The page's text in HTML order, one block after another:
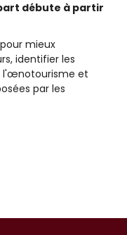
débute à partir
mieux
identifier les
l'œnotourisme et
par les